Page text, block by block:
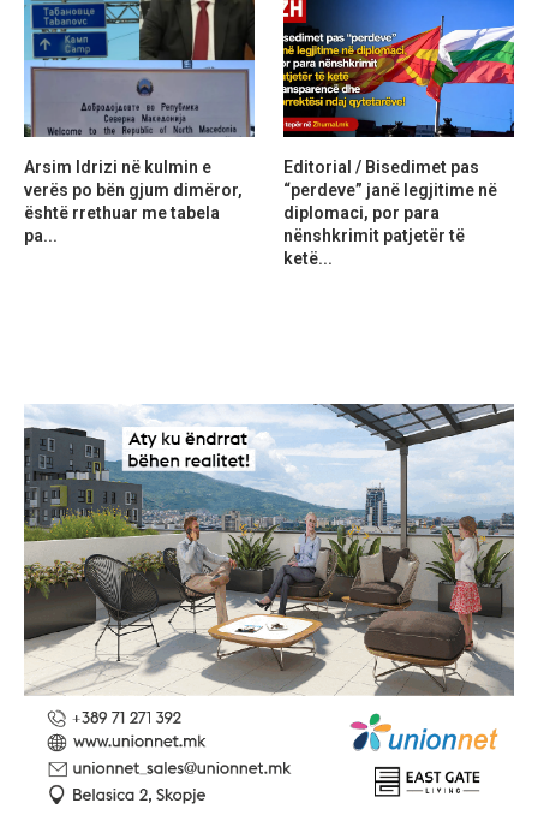
Arsim Idrizi në kulmin e
verës po bën gjum dimëror,
është rrethuar me tabela
pa...
Editorial / Bisedimet pas
“perdeve” janë legjitime në
diplomaci, por para
nënshkrimit patjetër të
ketë...